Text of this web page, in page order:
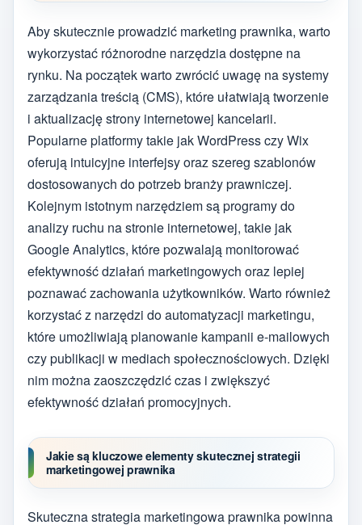
Aby skutecznie prowadzić marketing prawnika, warto
wykorzystać różnorodne narzędzia dostępne na
rynku. Na początek warto zwrócić uwagę na systemy
zarządzania treścią (CMS), które ułatwiają tworzenie
i aktualizację strony internetowej kancelarii.
Popularne platformy takie jak WordPress czy Wix
oferują intuicyjne interfejsy oraz szereg szablonów
dostosowanych do potrzeb branży prawniczej.
Kolejnym istotnym narzędziem są programy do
analizy ruchu na stronie internetowej, takie jak
Google Analytics, które pozwalają monitorować
efektywność działań marketingowych oraz lepiej
poznawać zachowania użytkowników. Warto również
korzystać z narzędzi do automatyzacji marketingu,
które umożliwiają planowanie kampanii e-mailowych
czy publikacji w mediach społecznościowych. Dzięki
nim można zaoszczędzić czas i zwiększyć
efektywność działań promocyjnych.
Jakie są kluczowe elementy skutecznej strategii
marketingowej prawnika
Skuteczna strategia marketingowa prawnika powinna